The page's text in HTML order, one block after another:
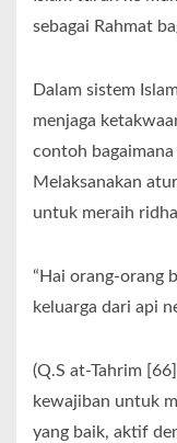
sebagai Rahmat
Dalam sistem
menjaga
contoh
Melaksanakan
untuk meraih
“Hai orang-orang
keluarga dari api
(Q.S at-Tahrim
kewajiban untuk
yang baik, aktif